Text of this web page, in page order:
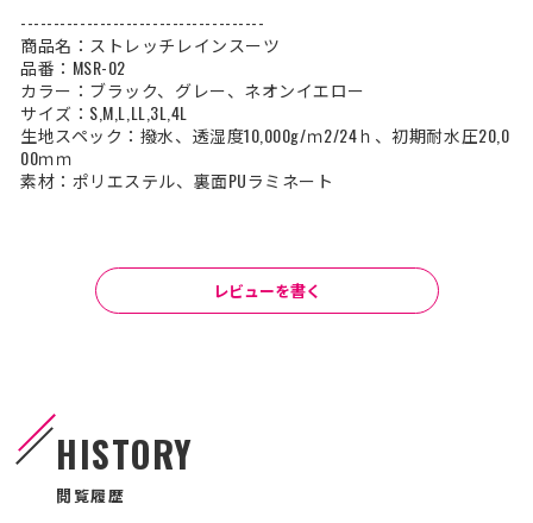
-------------------------------------
商品名：ストレッチレインスーツ
品番：MSR-02
カラー：ブラック、グレー、ネオンイエロー
サイズ：S,M,L,LL,3L,4L
生地スペック：撥水、透湿度10,000g/ｍ2/24ｈ、初期耐水圧20,0
00ｍｍ
素材：ポリエステル、裏面PUラミネート
レビューを書く
HISTORY
閲覧履歴